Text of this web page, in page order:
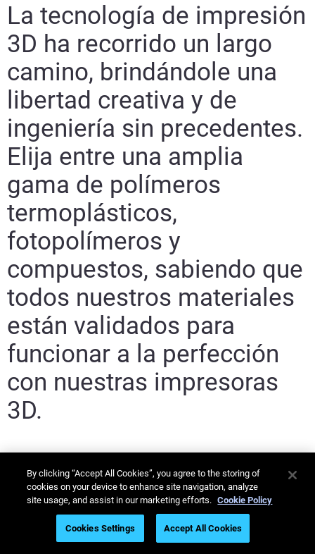
La tecnología de impresión
3D ha recorrido un largo
camino, brindándole una
libertad creativa y de
ingeniería sin precedentes.
Elija entre una amplia
gama de polímeros
termoplásticos,
fotopolímeros y
compuestos, sabiendo que
todos nuestros materiales
están validados para
funcionar a la perfección
con nuestras impresoras
3D.
By clicking “Accept All Cookies”, you agree to the storing of
cookies on your device to enhance site navigation, analyze
site usage, and assist in our marketing efforts. Cookie Policy
Cookies Settings Accept All Cookies